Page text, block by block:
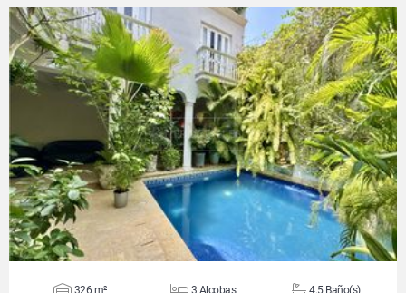
VER DETALLES
326 m² 3 Alcobas 4.5 Baño(s)